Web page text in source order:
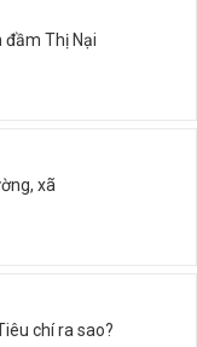
đầm Thị Nại
xã
chí ra sao?